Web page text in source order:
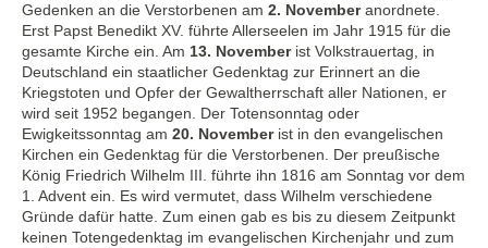
Gedenken an die Verstorbenen am 2. Novemberanordnete.
Erst Papst Benedikt XV. führte Allerseelen im Jahr 1915 für die
gesamte Kirche ein. Am 13. Novemberist Volkstrauertag, in
Deutschland ein staatlicher Gedenktag zur Erinnert an die
Kriegstoten und Opfer der Gewaltherrschaft aller Nationen, er
wird seit 1952 begangen. Der Totensonntag oder
Ewigkeitssonntag am 20. Novemberist in den evangelischen
Kirchen ein Gedenktag für die Verstorbenen. Der preußische
König Friedrich Wilhelm III. führte ihn 1816 am Sonntag vor dem
1. Advent ein. Es wird vermutet, dass Wilhelm verschiedene
Gründe dafür hatte. Zum einen gab es bis zu diesem Zeitpunkt
keinen Totengedenktag im evangelischen Kirchenjahr und zum